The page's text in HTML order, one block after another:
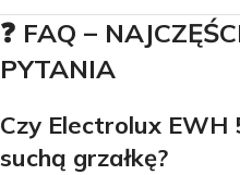
❓ FAQ –
PYTANIA
Czy Electrolux EWH
suchą grzałkę?